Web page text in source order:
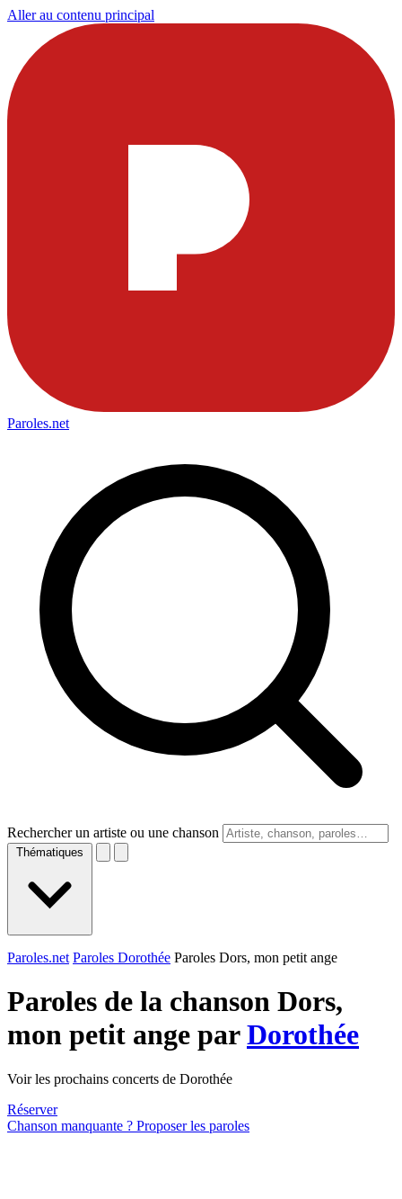
Aller au contenu principal
Paroles.net
Rechercher un artiste ou une chanson
Thématiques
Paroles.net Paroles Dorothée Paroles Dors, mon petit ange
Paroles de la chanson Dors,
mon petit ange parDorothée
Voir les prochains concerts de Dorothée
Réserver
Chanson manquante ? Proposer les paroles